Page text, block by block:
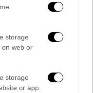
storage
on web or
storage
or app.
πιο τεταμένη.
τα
είδηση:
ότι
ρίξουν το
Άιφελ!